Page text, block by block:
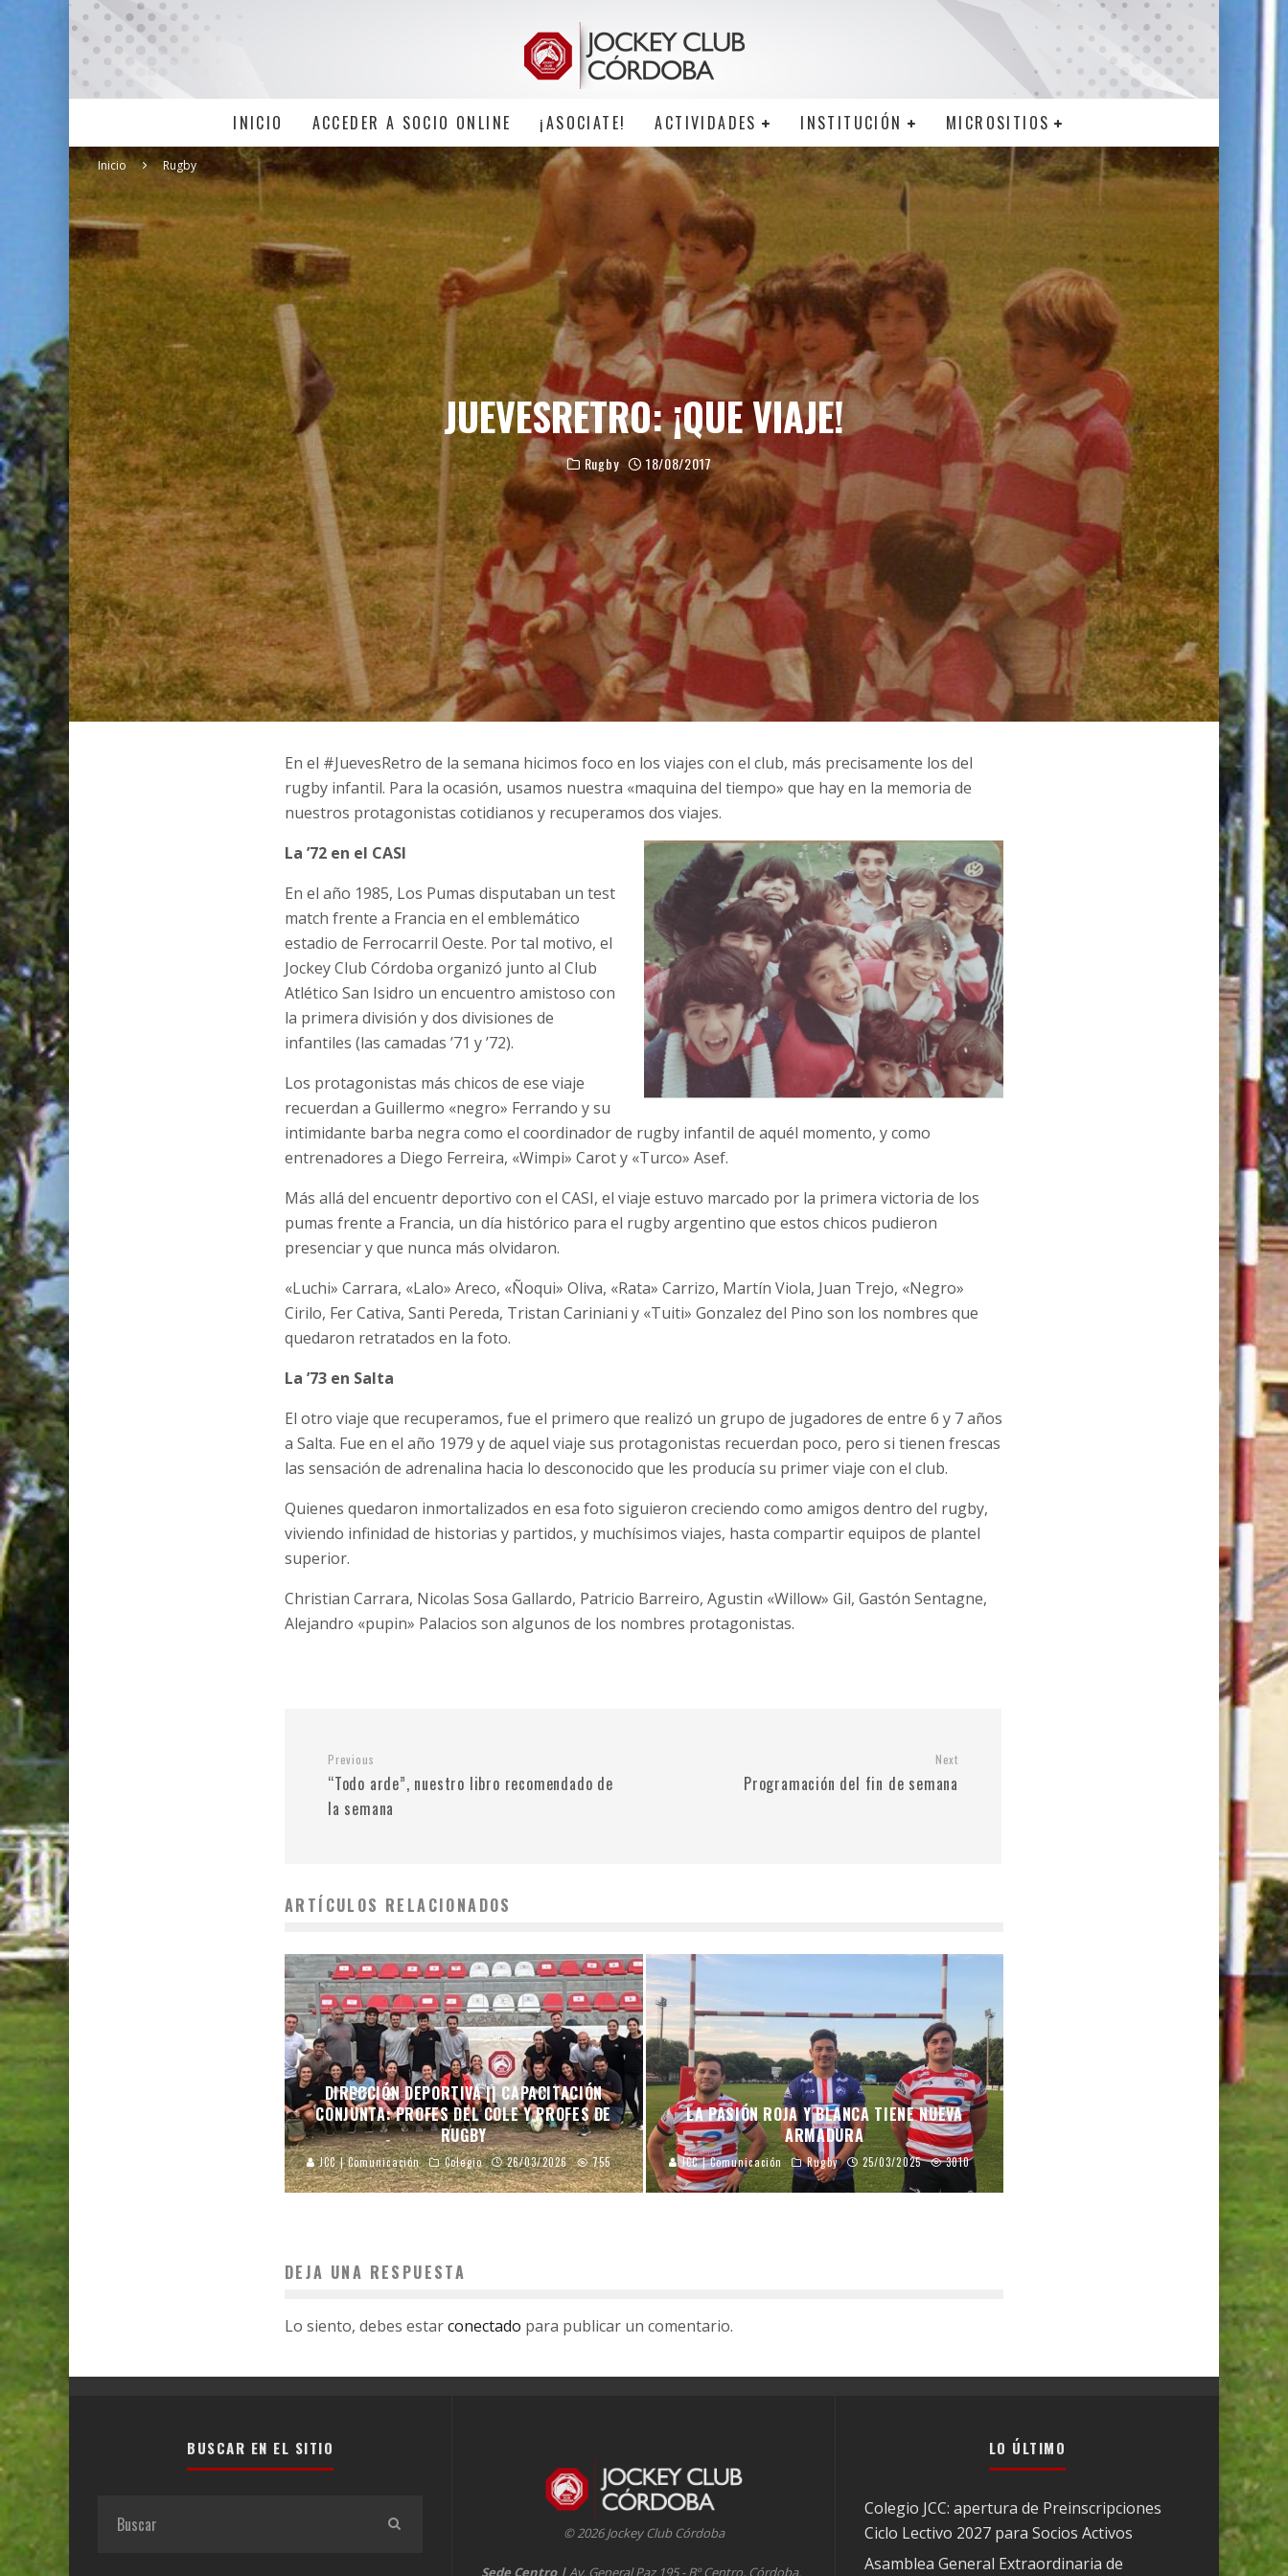
INICIO ACCEDER A SOCIO ONLINE ¡ASOCIATE! ACTIVIDADES INSTITUCIÓN MICROSITIOS
Inicio Rugby
JUEVESRETRO: ¡QUE VIAJE!
Rugby 18/08/2017
En el #JuevesRetro de la semana hicimos foco en los viajes con el club, más precisamente los del
rugby infantil. Para la ocasión, usamos nuestra «maquina del tiempo» que hay en la memoria de
nuestros protagonistas cotidianos y recuperamos dos viajes.
La ’72 en el CASI
En el año 1985, Los Pumas disputaban un test
match frente a Francia en el emblemático
estadio de Ferrocarril Oeste. Por tal motivo, el
Jockey Club Córdoba organizó junto al Club
Atlético San Isidro un encuentro amistoso con
la primera división y dos divisiones de
infantiles (las camadas ’71 y ’72).
Los protagonistas más chicos de ese viaje
recuerdan a Guillermo «negro» Ferrando y su
intimidante barba negra como el coordinador de rugby infantil de aquél momento, y como
entrenadores a Diego Ferreira, «Wimpi» Carot y «Turco» Asef.
Más allá del encuentr deportivo con el CASI, el viaje estuvo marcado por la primera victoria de los
pumas frente a Francia, un día histórico para el rugby argentino que estos chicos pudieron
presenciar y que nunca más olvidaron.
«Luchi» Carrara, «Lalo» Areco, «Ñoqui» Oliva, «Rata» Carrizo, Martín Viola, Juan Trejo, «Negro»
Cirilo, Fer Cativa, Santi Pereda, Tristan Cariniani y «Tuiti» Gonzalez del Pino son los nombres que
quedaron retratados en la foto.
La ’73 en Salta
El otro viaje que recuperamos, fue el primero que realizó un grupo de jugadores de entre 6 y 7 años
a Salta. Fue en el año 1979 y de aquel viaje sus protagonistas recuerdan poco, pero si tienen frescas
las sensación de adrenalina hacia lo desconocido que les producía su primer viaje con el club.
Quienes quedaron inmortalizados en esa foto siguieron creciendo como amigos dentro del rugby,
viviendo infinidad de historias y partidos, y muchísimos viajes, hasta compartir equipos de plantel
superior.
Christian Carrara, Nicolas Sosa Gallardo, Patricio Barreiro, Agustin «Willow» Gil, Gastón Sentagne,
Alejandro «pupin» Palacios son algunos de los nombres protagonistas.
Previous
“Todo arde”, nuestro libro recomendado de
la semana
Next
Programación del fin de semana
ARTÍCULOS RELACIONADOS
DIRECCIÓN DEPORTIVA || CAPACITACIÓN
CONJUNTA: PROFES DEL COLE Y PROFES DE
RUGBY
JCC | Comunicación Colegio 26/03/2026 755
LA PASIÓN ROJA Y BLANCA TIENE NUEVA
ARMADURA
JCC | Comunicación Rugby 25/03/2025 3010
DEJA UNA RESPUESTA
Lo siento, debes estarconectado para publicar un comentario.
BUSCAR EN EL SITIO
© 2026 Jockey Club Córdoba
Sede Centro | Av. General Paz 195 - Bº Centro, Córdoba.
LO ÚLTIMO
Colegio JCC: apertura de Preinscripciones
Ciclo Lectivo 2027 para Socios Activos
Asamblea General Extraordinaria de